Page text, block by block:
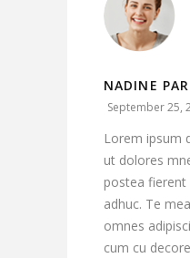
NADINE
September 25,
Lorem ipsum
ut dolores
postea
adhuc. Te
omnes
cum cu